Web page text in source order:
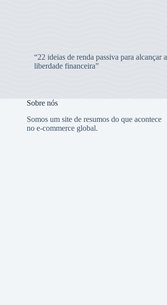
“22 ideias de renda passiva para alcançar a
liberdade financeira”
Sobre nós
Somos um site de resumos do que acontece
no e-commerce global.